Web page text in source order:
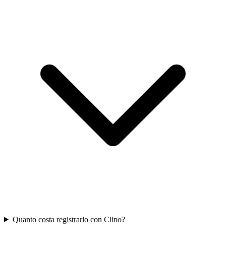
Quanto costa registrarlo con Clino?